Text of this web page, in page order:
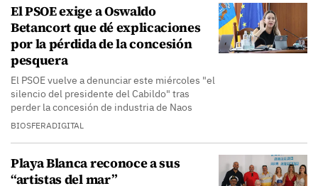
El PSOE exige a Oswaldo
Betancort que dé explicaciones
por la pérdida de la concesión
pesquera
El PSOE vuelve a denunciar este miércoles "el
silencio del presidente del Cabildo" tras
perder la concesión de industria de Naos
BIOSFERADIGITAL
Playa Blanca reconoce a sus
“artistas del mar”